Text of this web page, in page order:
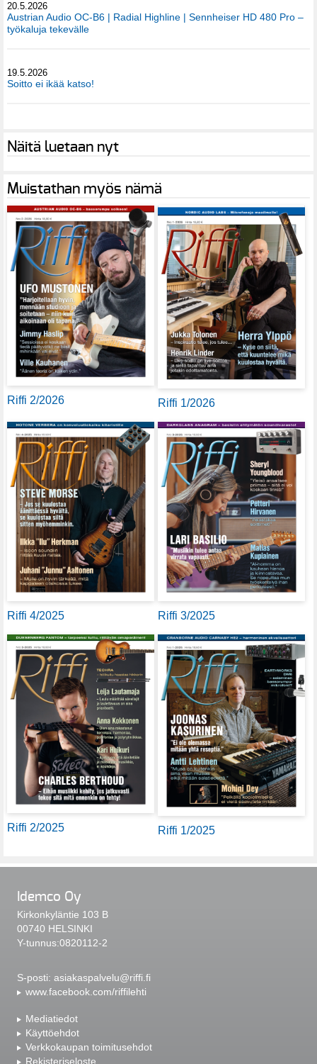
20.5.2026
Austrian Audio OC-B6 | Radial Highline | Sennheiser HD 480 Pro –
työkaluja tekevälle
19.5.2026
Soitto ei ikää katso!
Näitä luetaan nyt
Muistathan myös nämä
Riffi 2/2026 Riffi 1/2026
Riffi 4/2025 Riffi 3/2025
Riffi 2/2025 Riffi 1/2025
Idemco Oy
Kirkonkyläntie 103 B
00740 HELSINKI
Y-tunnus:0820112-2
S-posti: asiakaspalvelu@riffi.fi
www.facebook.com/riffilehti
Mediatiedot
Käyttöehdot
Verkkokaupan toimitusehdot
Rekisteriseloste